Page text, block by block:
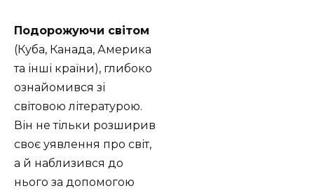
Подорожуючи світом
(Куба, Канада, Америка
та інші країни), глибоко
ознайомився зі
світовою літературою.
Він не тільки розширив
своє уявлення про світ,
а й наблизився до
нього за допомогою